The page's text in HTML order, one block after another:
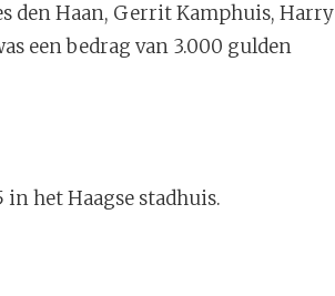
den Haan, Gerrit Kamphuis, Harry
een bedrag van 3.000 gulden
het Haagse stadhuis.